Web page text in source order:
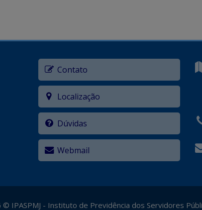
Contato
Localização
Dúvidas
Webmail
© IPASPMJ - Instituto de Previdência dos Servidores